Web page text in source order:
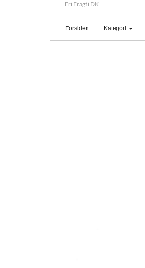
Fri Fragt i DK
Forsiden (current)Kategori